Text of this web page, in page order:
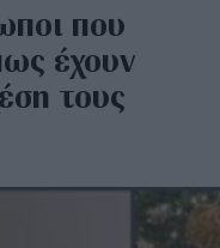
που
έχουν
τους